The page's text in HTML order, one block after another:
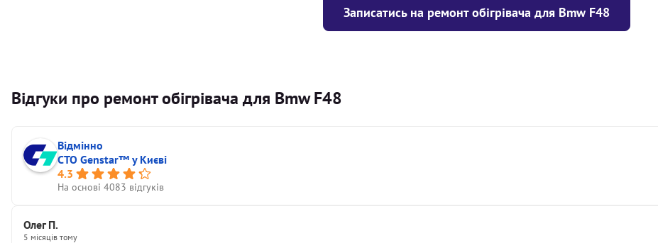
Записатись на ремонт обігрівача для Bmw F48
Відгуки про ремонт обігрівача для Bmw F48
Відмінно
СТО Genstar™ у Києві
4.3
На основі 4083 відгуків
Олег П.
5 місяців тому